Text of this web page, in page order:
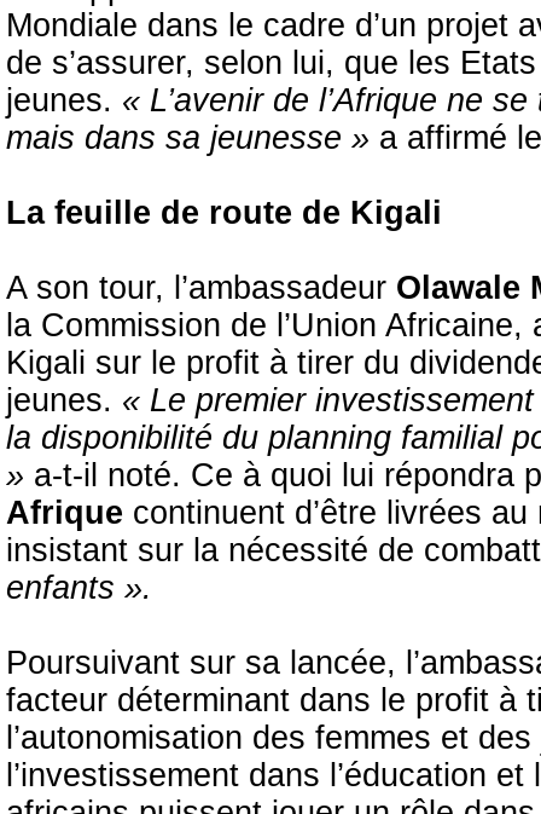
Mondiale dans le cadre d’un projet
de s’assurer, selon lui, que les
jeunes. « L’avenir de l’Afrique ne
mais dans sa jeunesse » a affirmé
La feuille de route de Kigali
A son tour, l’ambassadeur Olawale
la Commission de l’Union
Kigali sur le profit à tirer du
jeunes. « Le premier
la disponibilité du planning familial
» a-t-il noté. Ce à quoi lui répondra
Afrique continuent d’être livrées
insistant sur la nécessité de
enfants ».
Poursuivant sur sa lancée,
facteur déterminant dans le profit à
l’autonomisation des femmes et
l’investissement dans l’éducation